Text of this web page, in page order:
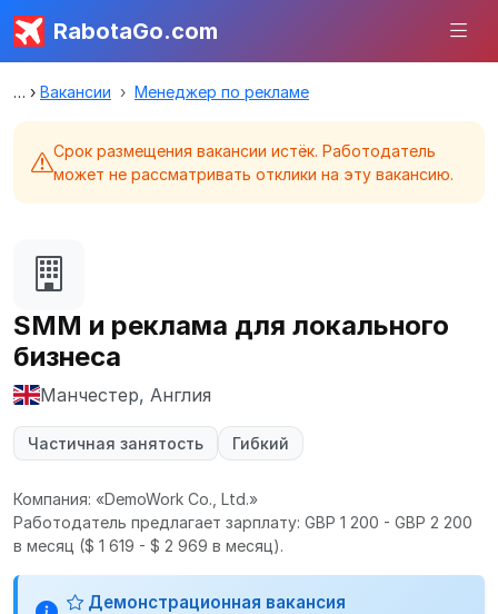
RabotaGo.com
Вакансии Менеджер по рекламе
Срок размещения вакансии истёк. Работодатель
может не рассматривать отклики на эту вакансию.
SMM и реклама для локального
бизнеса
Манчестер, Англия
Частичная занятость Гибкий
Компания: «DemoWork Co., Ltd.»
Работодатель предлагает зарплату: GBP 1 200 - GBP 2 200
в месяц ($ 1 619 - $ 2 969 в месяц).
Демонстрационная вакансия